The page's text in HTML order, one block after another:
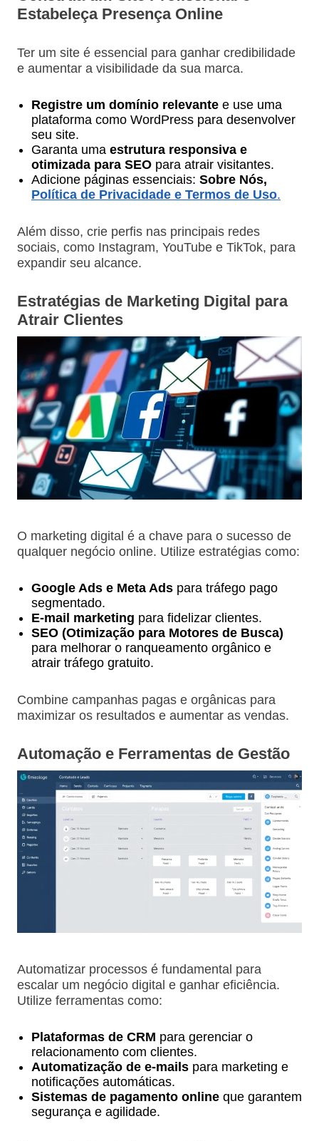
Estabeleça Presença Online
Ter um site é essencial para ganhar credibilidade
e aumentar a visibilidade da sua marca.
Registre um domínio relevantee use uma
plataforma como WordPress para desenvolver
seu site.
Garanta uma estrutura responsiva e
otimizada para SEOpara atrair visitantes.
Adicione páginas essenciais: Sobre Nós,
Política de Privacidade e Termos de Uso.
Além disso, crie perfis nas principais redes
sociais, como Instagram, YouTube e TikTok, para
expandir seu alcance.
Estratégias de Marketing Digital para
Atrair Clientes
O marketing digital é a chave para o sucesso de
qualquer negócio online. Utilize estratégias como:
Google Ads e Meta Adspara tráfego pago
segmentado.
E-mail marketing para fidelizar clientes.
SEO (Otimização para Motores de Busca)
para melhorar o ranqueamento orgânico e
atrair tráfego gratuito.
Combine campanhas pagas e orgânicas para
maximizar os resultados e aumentar as vendas.
Automação e Ferramentas de Gestão
Automatizar processos é fundamental para
escalar um negócio digital e ganhar eficiência.
Utilize ferramentas como:
Plataformas de CRM para gerenciar o
relacionamento com clientes.
Automatização de e-mailspara marketing e
notificações automáticas.
Sistemas de pagamento onlineque garantem
segurança e agilidade.